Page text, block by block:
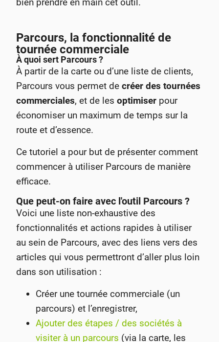
bien prendre en main cet outil.
Parcours, la fonctionnalité de
tournée commerciale
À quoi sert Parcours ?
À partir de la carte ou d’une liste de clients,
Parcours vous permet decréer des tournées
commerciales, et de lesoptimiser pour
économiser un maximum de temps sur la
route et d’essence.
Ce tutoriel a pour but de présenter comment
commencer à utiliser Parcours de manière
efficace.
Que peut-on faire avec l'outil Parcours ?
Voici une liste non-exhaustive des
fonctionnalités et actions rapides à utiliser
au sein de Parcours, avec des liens vers des
articles qui vous permettront d’aller plus loin
dans son utilisation :
Créer une tournée commerciale (un
parcours) et l’enregistrer,
Ajouter des étapes / des sociétés à
visiter à un parcours (via la carte, les